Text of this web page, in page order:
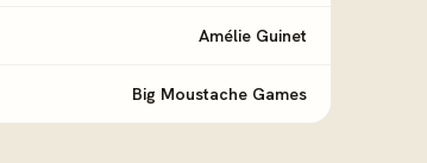
Amélie Guinet
Big Moustache Games